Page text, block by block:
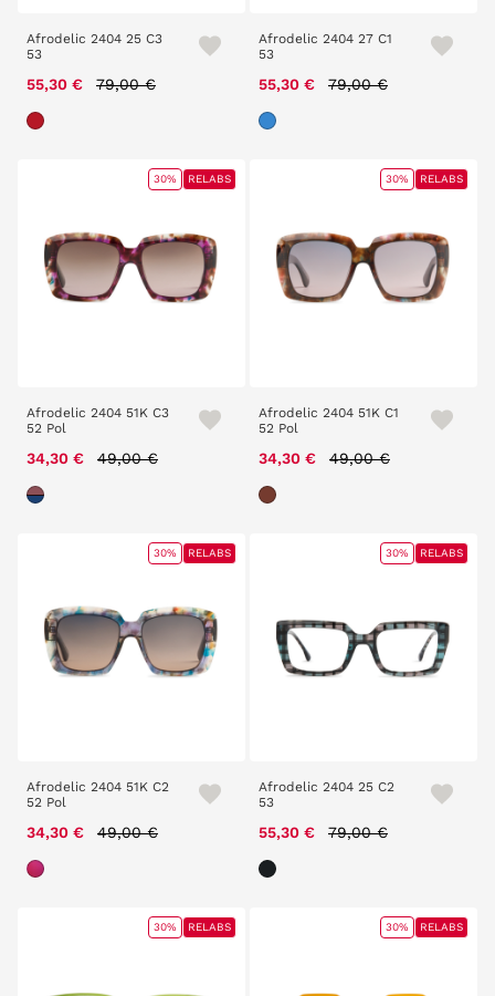
Afrodelic 2404 25 C3
53
55,30 € Price reduced from
79,00 €
Afrodelic 2404 27 C1
53
55,30 € Price reduced from
79,00 €
Afrodelic 2404 51K C3
52 Pol
34,30 € Price reduced from
49,00 €
30% RELABS
Afrodelic 2404 51K C1
52 Pol
34,30 € Price reduced from
49,00 €
30% RELABS
Afrodelic 2404 51K C2
52 Pol
34,30 € Price reduced from
49,00 €
30% RELABS
Afrodelic 2404 25 C2
53
55,30 € Price reduced from
79,00 €
30% RELABS
30% RELABS 30% RELABS